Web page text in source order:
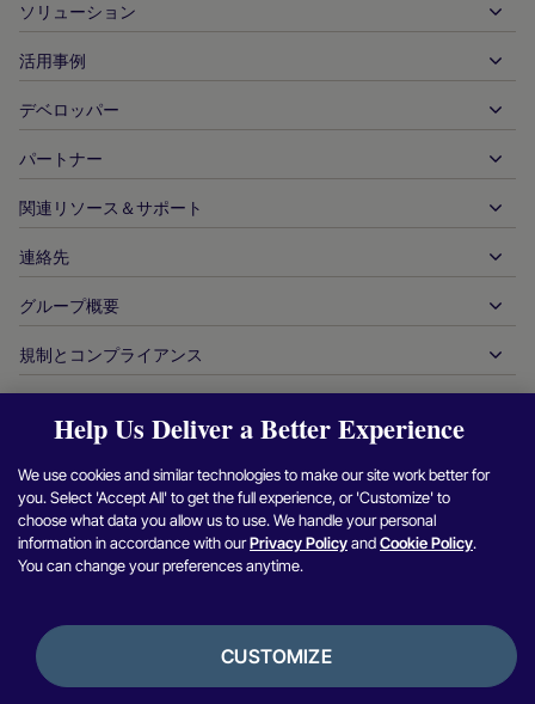
ソリューション
入金
出金
リアルタイム決済
発行
決済方法
APM
オーソリ最適化
不正行為＆リスク管理
チャージバックの解決
通貨管理
照合管理
統合オプション
バンキングサービス
活用事例
ホスピタリティ
自動車
企業間（B2B）
金融サービス
政府からの支払い
旅行＆モビリティ
暗号通貨プラットフォーム＆両替
マーケットプレイス
中小企業
デジタルコンテンツ＆サブスクリプション
ビデオゲーム
デベロッパー
デベロッパーツール
API 参照ドキュメント
ドキュメントセンター
パートナー
当社との提携
パートナー製品＆ソリューション
技術パートナー
パートナー DNA
パートナーの洞察
関連リソース＆サポート
お客様サポート
加盟店向けリソース
業界レポート
連絡先
販売に関するお問い合わせ
最高経営責任者室
カナダ行動規範
企業情報
加盟店紹介プログラム
セキュリティ脆弱性の報告
グループ概要
当社について
採用情報
ケーススタディ
ブログ
ニュースルーム
インタビュー＆ウェビナー
規制とコンプライアンス
現代奴隷制対策報告（英国）
現代奴隷制対策に関する報告（カナダ）
アルゼンチンの情報と方針
ブラジルの情報と方針
内部通報に関する方針
ログイン お問い合わせ
FacebookX（Twitter）Instagram Linkedin
クッキーポリシー
利用規約
Help Us Deliver a Better Experience
We use cookies and similar technologies to make our site work better for
you. Select 'Accept All' to get the full experience, or 'Customize' to
choose what data you allow us to use. We handle your personal
information in accordance with ourPrivacy PolicyandCookie Policy.
You can change your preferences anytime.
CUSTOMIZE